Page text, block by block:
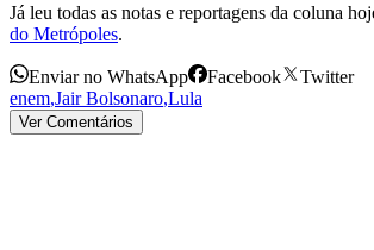
Já leu todas as notas e reportagens da coluna
do Metrópoles.
Enviar no WhatsApp Facebook
Twitter
enem,Jair Bolsonaro,Lula
Ver Comentários